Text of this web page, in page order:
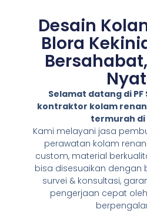
Desain
Blora
Selamat datang di PF
kontraktor kolam
termurah di
Kami melayani jasa
perawatan kolam
custom, material
bisa disesuaikan dengan
survei & konsultasi,
pengerjaan cepat